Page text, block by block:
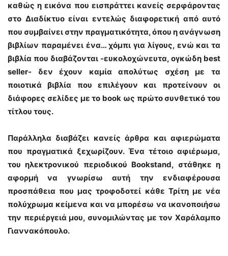
καθώς η εικόνα που εισπράττει κανείς σερφάροντας
στο Διαδίκτυο είναι εντελώς διαφορετική από αυτό
που συμβαίνει στην πραγματικότητα, όπου η ανάγνωση
βιβλίων παραμένει ένα… χόμπι για λίγους, ενώ και τα
βιβλία που διαβάζονται -ευκολοχώνευτα, ογκώδη best
seller- δεν έχουν καμία απολύτως σχέση με τα
ποιοτικά βιβλία που επιλέγουν και προτείνουν οι
διάφορες σελίδες με το book ως πρώτο συνθετικό του
τίτλου τους.
Παράλληλα διαβάζει κανείς άρθρα και αφιερώματα
που πραγματικά ξεχωρίζουν. Ένα τέτοιο αφιέρωμα,
του ηλεκτρονικού περιοδικού Βookstand, στάθηκε η
αφορμή να γνωρίσω αυτή την ενδιαφέρουσα
προσπάθεια που μας τροφοδοτεί κάθε Τρίτη με νέα
πολύχρωμα κείμενα και να μπορέσω να ικανοποιήσω
την περιέργειά μου, συνομιλώντας με τον Χαράλαμπο
Γιαννακόπουλο.